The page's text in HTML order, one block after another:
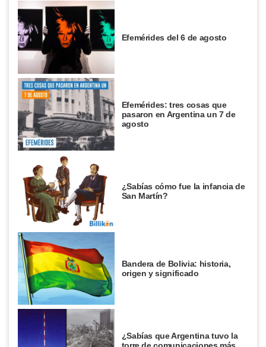
Efemérides del 6 de agosto
Efemérides: tres cosas que
pasaron en Argentina un 7 de
agosto
¿Sabías cómo fue la infancia de
San Martín?
Bandera de Bolivia: historia,
origen y significado
¿Sabías que Argentina tuvo la